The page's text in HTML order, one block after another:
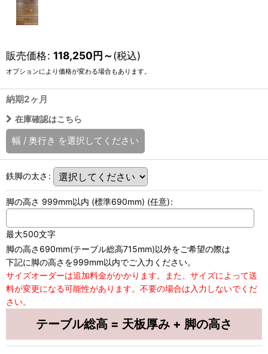
販売価格: 118,250円～(税込)
オプションにより価格が変わる場合もあります。
納期2ヶ月
在庫確認はこちら
幅 / 奥行き を選択してください
鉄脚の太さ :
脚の高さ 999mm以内 (標準690mm) (任意):
最大500文字
脚の高さ690mm(テーブル総高715mm)以外をご希望の際は
下記に脚の高さを999mm以内でご入力ください。
サイズオーダーは追加料金がかかります。また、サイズによって送
料が変更になる可能性があります。不要の場合は入力しないでくだ
さい。
テーブル総高 = 天板厚み + 脚の高さ